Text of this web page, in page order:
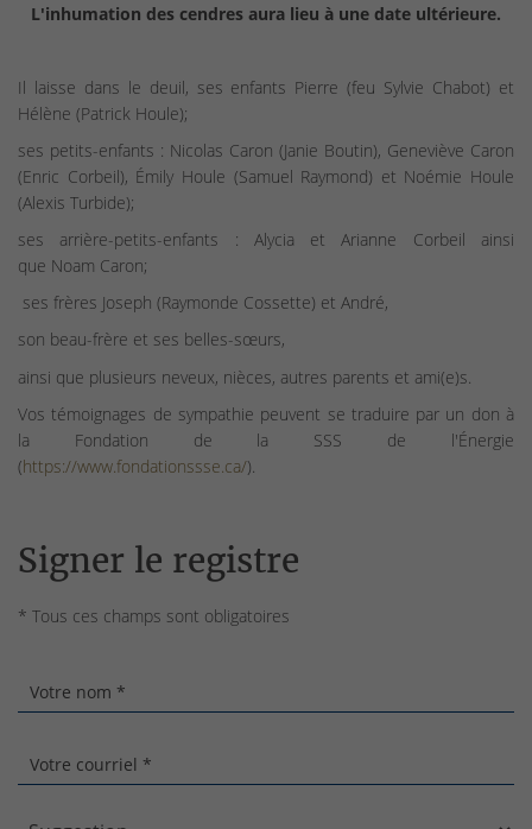
L'inhumation des cendres aura lieu à une date ultérieure.
Il laisse dans le deuil, ses enfants Pierre (feu Sylvie Chabot) et
Hélène (Patrick Houle);
ses petits-enfants : Nicolas Caron (Janie Boutin), Geneviève Caron
(Enric Corbeil), Émily Houle (Samuel Raymond) et Noémie Houle
(Alexis Turbide);
ses arrière-petits-enfants : Alycia et Arianne Corbeil ainsi
que Noam Caron;
ses frères Joseph (Raymonde Cossette) et André,
son beau-frère et ses belles-sœurs,
ainsi que plusieurs neveux, nièces, autres parents et ami(e)s.
Vos témoignages de sympathie peuvent se traduire par un don à
la Fondation de la SSS de l'Énergie
(https://www.fondationssse.ca/).
Signer le registre
* Tous ces champs sont obligatoires
Votre nom *
Votre courriel *